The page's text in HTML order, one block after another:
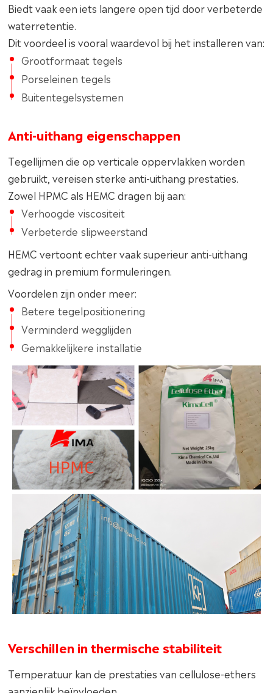
Biedt vaak een iets langere open tijd door verbeterde
waterretentie.
Dit voordeel is vooral waardevol bij het installeren van:
Grootformaat tegels
Porseleinen tegels
Buitentegelsystemen
Anti-uithang eigenschappen
Tegellijmen die op verticale oppervlakken worden
gebruikt, vereisen sterke anti-uithang prestaties.
Zowel HPMC als HEMC dragen bij aan:
Verhoogde viscositeit
Verbeterde slipweerstand
HEMC vertoont echter vaak superieur anti-uithang
gedrag in premium formuleringen.
Voordelen zijn onder meer:
Betere tegelpositionering
Verminderd wegglijden
Gemakkelijkere installatie
Verschillen in thermische stabiliteit
Temperatuur kan de prestaties van cellulose-ethers